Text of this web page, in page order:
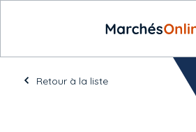
Retour à la liste